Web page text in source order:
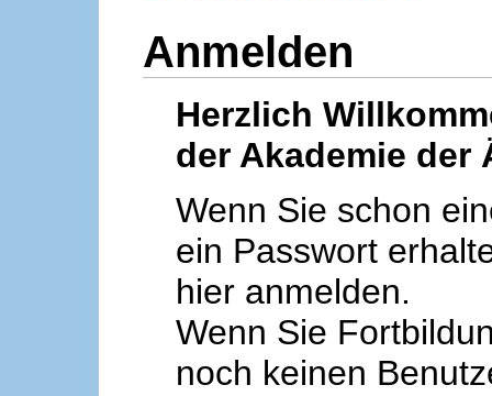
Anmelden
Herzlich
der Akademie der
Wenn Sie schon
ein Passwort
hier anmelden.
Wenn Sie
noch keinen